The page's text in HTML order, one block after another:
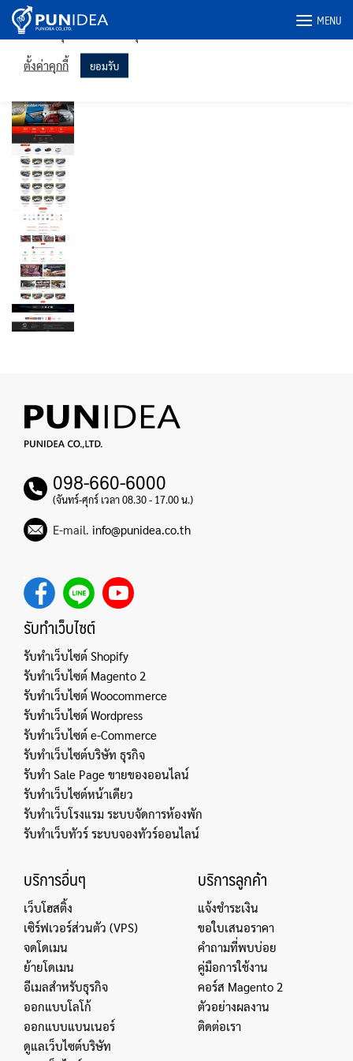
Skip
MENU
perfectcarbkk-PC
098-660-6000
(จันทร์-ศุกร์ เวลา 08.30 - 17.00 น.)
E-mail. info@punidea.co.th
รับทำเว็บไซต์
รับทำเว็บไซต์ Shopify
รับทำเว็บไซต์ Magento 2
รับทำเว็บไซต์ Woocommerce
รับทำเว็บไซต์ Wordpress
รับทำเว็บไซต์ e-Commerce
รับทำเว็บไซต์บริษัท ธุรกิจ
รับทำ Sale Page ขายของออนไลน์
รับทำเว็บไซต์หน้าเดียว
รับทำเว็บโรงแรม ระบบจัดการห้องพัก
รับทำเว็บทัวร์ ระบบจองทัวร์ออนไลน์
บริการอื่นๆ
เว็บโฮสติ้ง
เซิร์ฟเวอร์ส่วนตัว (VPS)
จดโดเมน
ย้ายโดเมน
อีเมลสำหรับธุรกิจ
ออกแบบโลโก้
ออกแบบแบนเนอร์
ดูแลเว็บไซต์บริษัท
บริการลูกค้า
แจ้งชำระเงิน
ขอใบเสนอราคา
คำถามที่พบบ่อย
คู่มือการใช้งาน
คอร์ส Magento 2
ตัวอย่างผลงาน
ติดต่อเรา
เราใช้คุกกี้ในเว็บไซต์ของเราเพื่อให้คุณได้รับประสบการณ์ที่เกี่ยวข้อง
มากที่สุดโดยจดจำการตั้งค่าของคุณและเข้าชมซ้ำ การคลิก "ยอมรับ"
แสดงว่าคุณยินยอมให้ใช้คุกกี้ทั้งหมด
ตั้งค่าคุกกี้ ยอมรับ